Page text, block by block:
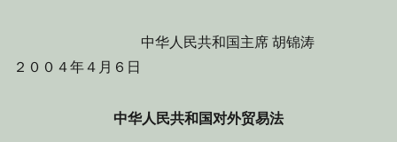
中华人民共和国主席 胡锦涛
２００４年４月６日
中华人民共和国对外贸易法